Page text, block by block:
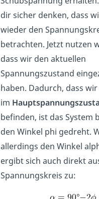
dir sicher denken, dass
wieder den
betrachten. Jetzt nutzen
dass wir den aktuellen
Spannungszustand
haben. Dadurch, dass
im
befinden, ist das System
den Winkel phi gedreht.
allerdings den Winkel
ergibt sich auch direkt
Spannungskreis zu: